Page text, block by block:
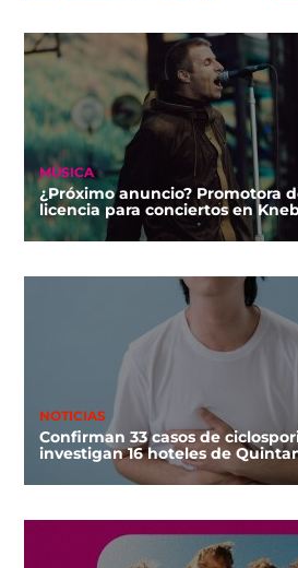
MÚSICA
¿Próximo anuncio? Promotora
licencia para conciertos en
NOTICIAS
Confirman 33 casos de
investigan 16 hoteles de